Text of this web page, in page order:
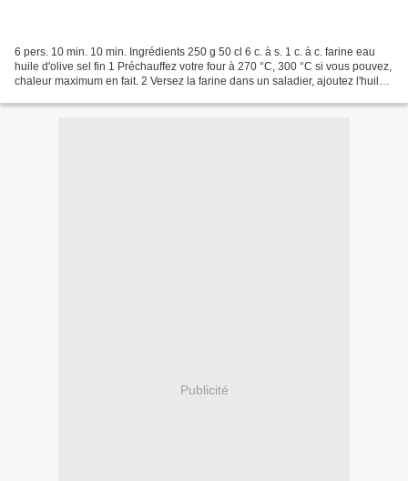
6 pers. 10 min. 10 min. Ingrédients 250 g 50 cl 6 c. à s. 1 c. à c. farine eau
huile d'olive sel fin 1 Préchauffez votre four à 270 °C, 300 °C si vous pouvez,
chaleur maximum en fait. 2 Versez la farine dans un saladier, ajoutez l'huile,
Publicité